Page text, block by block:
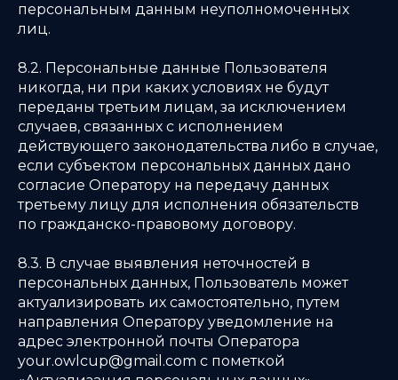
персональным данным неуполномоченных
лиц.
8.2. Персональные данные Пользователя
никогда, ни при каких условиях не будут
переданы третьим лицам, за исключением
случаев, связанных с исполнением
действующего законодательства либо в случае,
если субъектом персональных данных дано
согласие Оператору на передачу данных
третьему лицу для исполнения обязательств
по гражданско-правовому договору.
8.3. В случае выявления неточностей в
персональных данных, Пользователь может
актуализировать их самостоятельно, путем
направления Оператору уведомление на
адрес электронной почты Оператора
your.owlcup@gmail.com с пометкой